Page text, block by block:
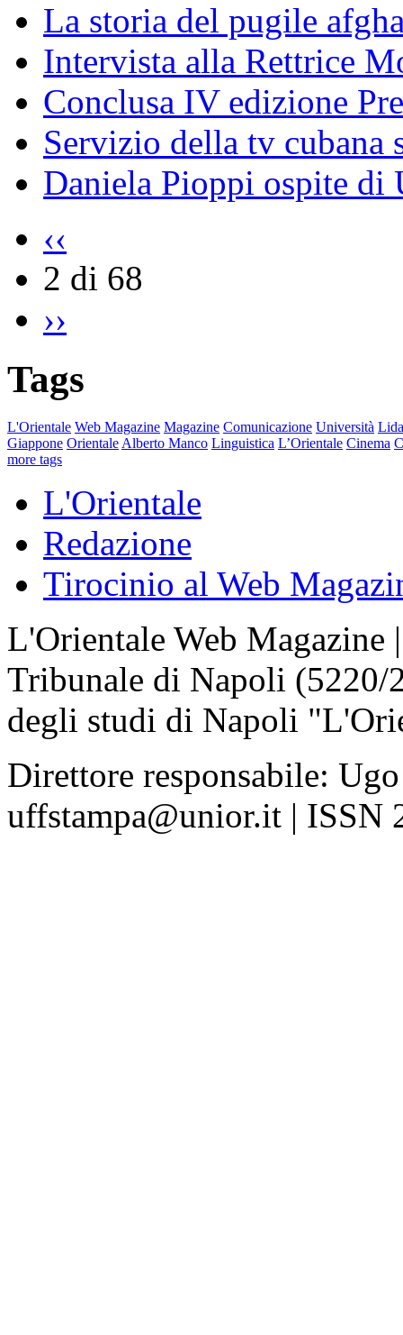
La storia del pugile
Intervista alla Rettrice
Conclusa IV edizione
Servizio della tv
Daniela Pioppi ospite di
‹‹
2 di 68
››
Tags
L'Orientale Web Magazine Magazine Comunicazione Università
Giappone Orientale Alberto Manco Linguistica L’Orientale Cinema
more tags
L'Orientale
Redazione
Tirocinio al Web
L'Orientale Web Magazine
Tribunale di Napoli
degli studi di Napoli
Direttore responsabile:
uffstampa@unior.it | ISSN